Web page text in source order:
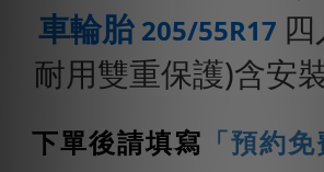
車輪胎 205/55R17
耐用雙重保護)含安
下單後請填寫 「預約